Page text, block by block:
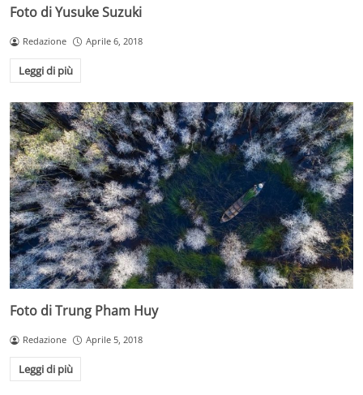
Foto di Yusuke Suzuki
Redazione Aprile 6, 2018
Leggi di più
Foto di Trung Pham Huy
Redazione Aprile 5, 2018
Leggi di più